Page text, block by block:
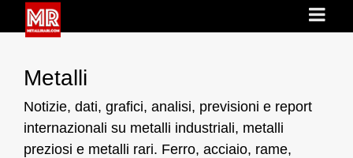
Metalli
Notizie, dati, grafici, analisi, previsioni e report
internazionali su metalli industriali, metalli
preziosi e metalli rari. Ferro, acciaio, rame,